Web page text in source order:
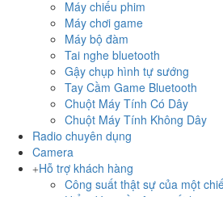
Máy chiếu phim
Máy chơi game
Máy bộ đàm
Tai nghe bluetooth
Gậy chụp hình tự sướng
Tay Cầm Game Bluetooth
Chuột Máy Tính Có Dây
Chuột Máy Tính Không Dây
Radio chuyên dụng
Camera
Hỗ trợ khách hàng
Công suất thật sự của một